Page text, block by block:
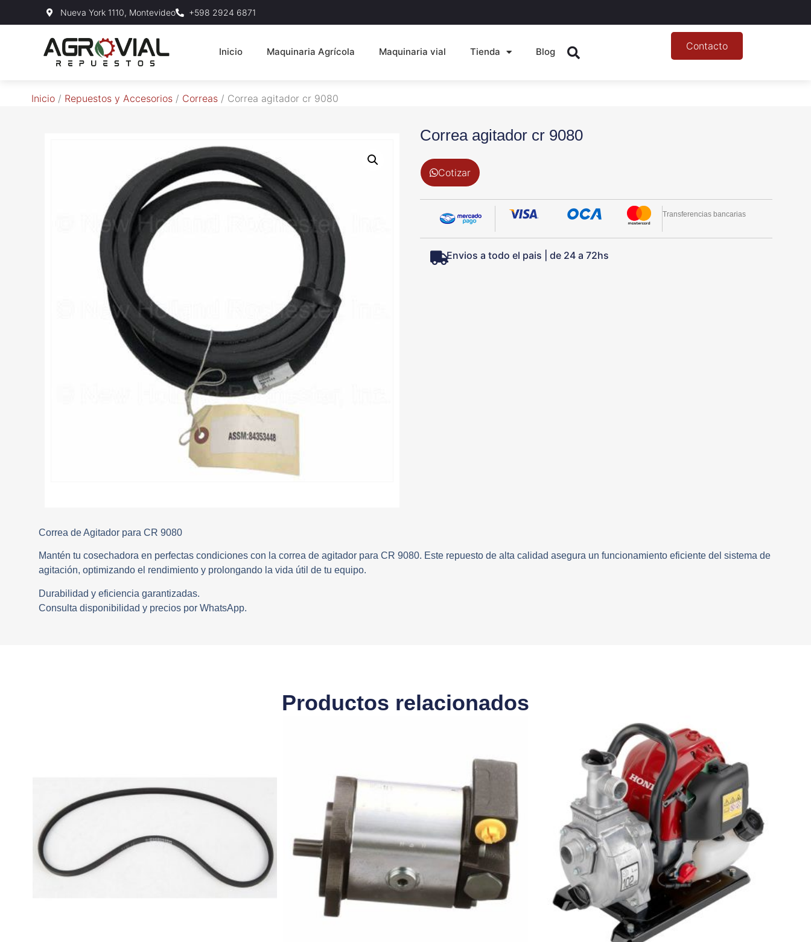
Nueva York 1110, Montevideo +598 2924 6871
Inicio Maquinaria Agrícola Maquinaria vial Tienda Blog Contacto
Inicio / Repuestos y Accesorios / Correas / Correa agitador cr 9080
Correa agitador cr 9080
Cotizar
Transferencias bancarias
Envios a todo el pais | de 24 a 72hs
Correa de Agitador para CR 9080
Mantén tu cosechadora en perfectas condiciones con la correa de agitador para CR 9080. Este repuesto de alta calidad asegura un funcionamiento eficiente del sistema de
agitación, optimizando el rendimiento y prolongando la vida útil de tu equipo.
Durabilidad y eficiencia garantizadas.
Consulta disponibilidad y precios por WhatsApp.
Productos relacionados